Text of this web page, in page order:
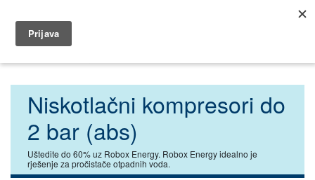
Niskotlačni kompresori do
2 bar (abs)
Uštedite do 60% uz Robox Energy. Robox Energy idealno je
rješenje za pročistače otpadnih voda.